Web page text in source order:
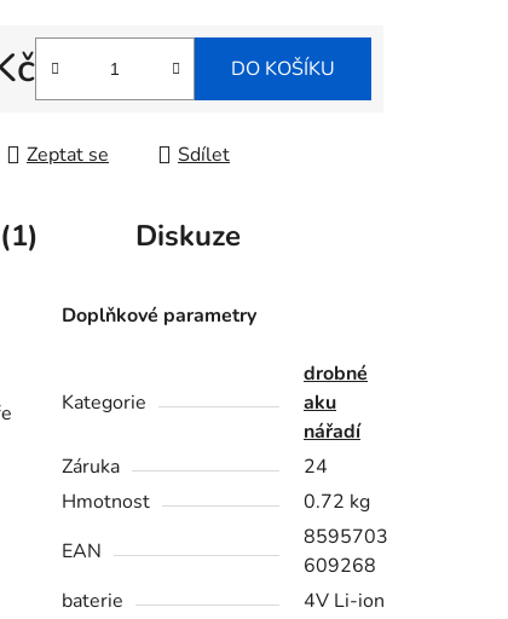
DO KOŠÍKU
Zeptat se Sdílet
Diskuze
Doplňkové parametry
Kategorie
drobné
aku
nářadí
Záruka
24
Hmotnost
0.72 kg
EAN
8595703
609268
baterie
4V Li-ion